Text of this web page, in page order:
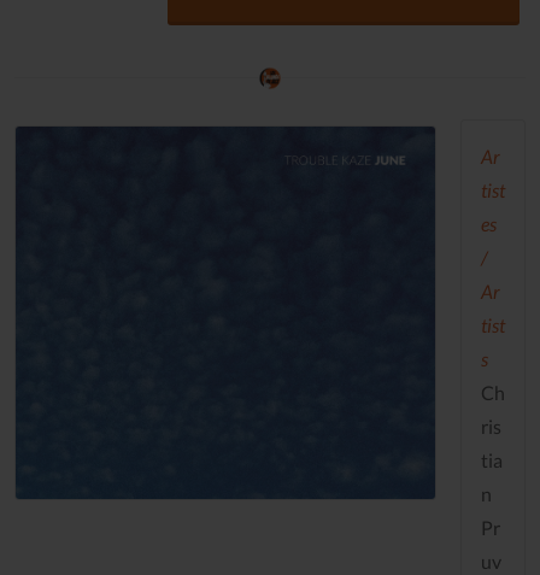
Ar
tist
es
/
Ar
tist
s
Ch
ris
tia
n
Pr
uv